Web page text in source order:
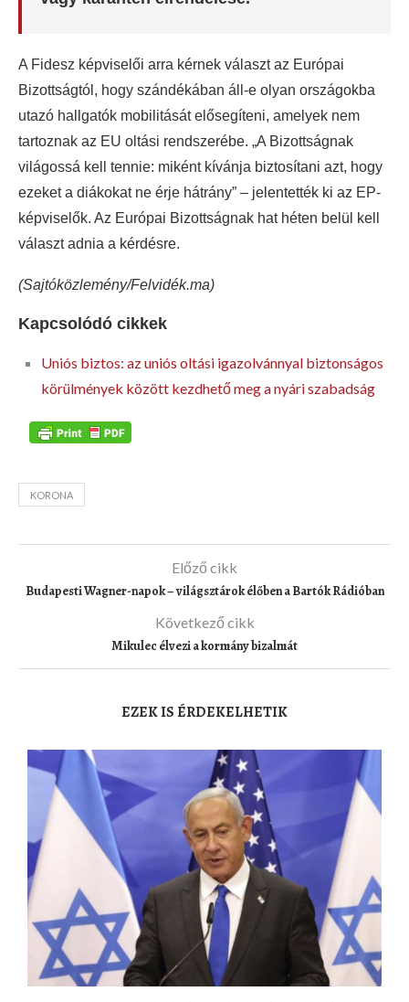
A Fidesz képviselői arra kérnek választ az Európai
Bizottságtól, hogy szándékában áll-e olyan országokba
utazó hallgatók mobilitását elősegíteni, amelyek nem
tartoznak az EU oltási rendszerébe. „A Bizottságnak
világossá kell tennie: miként kívánja biztosítani azt, hogy
ezeket a diákokat ne érje hátrány” – jelentették ki az EP-
képviselők. Az Európai Bizottságnak hat héten belül kell
választ adnia a kérdésre.
(Sajtóközlemény/Felvidék.ma)
Kapcsolódó cikkek
Uniós biztos: az uniós oltási igazolvánnyal biztonságos
körülmények között kezdhető meg a nyári szabadság
KORONA
Előző cikk
Budapesti Wagner-napok – világsztárok élőben a Bartók Rádióban
Következő cikk
Mikulec élvezi a kormány bizalmát
EZEK IS ÉRDEKELHETIK